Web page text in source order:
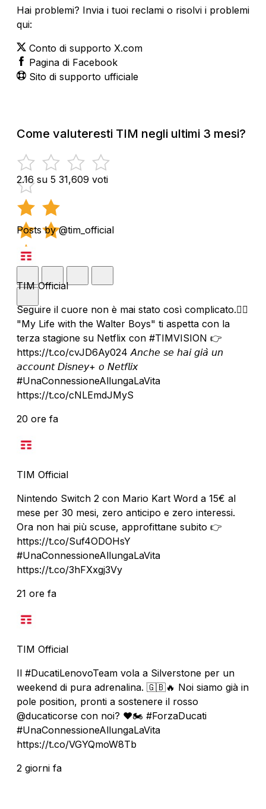
Hai problemi? Invia i tuoi reclami o risolvi i problemi
qui:
Conto di supporto X.com
Pagina di Facebook
Sito di supporto ufficiale
Come valuteresti TIM negli ultimi 3 mesi?
2.16 su 5 31,609 voti
Posts by @tim_official
TIM Official
Seguire il cuore non è mai stato così complicato.❤️‍🔥
"My Life with the Walter Boys" ti aspetta con la
terza stagione su Netflix con #TIMVISION 👉
https://t.co/cvJD6Ay024 𝘈𝘯𝘤𝘩𝘦 𝘴𝘦 𝘩𝘢𝘪 𝘨𝘪𝘢̀ 𝘶𝘯
𝘢𝘤𝘤𝘰𝘶𝘯𝘵 𝘋𝘪𝘴𝘯𝘦𝘺+ 𝘰 𝘕𝘦𝘵𝘧𝘭𝘪𝘹
#UnaConnessioneAllungaLaVita
https://t.co/cNLEmdJMyS
20 ore fa
TIM Official
Nintendo Switch 2 con Mario Kart Word a 15€ al
mese per 30 mesi, zero anticipo e zero interessi.
Ora non hai più scuse, approfittane subito 👉
https://t.co/Suf4ODOHsY
#UnaConnessioneAllungaLaVita
https://t.co/3hFXxgj3Vy
21 ore fa
TIM Official
Il #DucatiLenovoTeam vola a Silverstone per un
weekend di pura adrenalina. 🇬🇧🔥 Noi siamo già in
pole position, pronti a sostenere il rosso
@ducaticorse con noi? ❤️🏍️ #ForzaDucati
#UnaConnessioneAllungaLaVita
https://t.co/VGYQmoW8Tb
2 giorni fa